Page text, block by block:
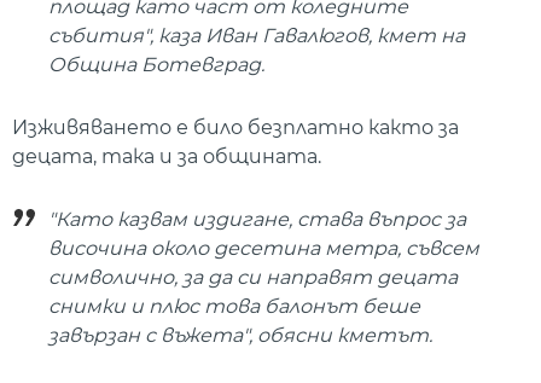
площад като част от коледните
събития", каза Иван Гавалюгов, кмет на
Община Ботевград.
Изживяването е било безплатно както за
децата, така и за общината.
"Като казвам издигане, става въпрос за
височина около десетина метра, съвсем
символично, за да си направят децата
снимки и плюс това балонът беше
завързан с въжета", обясни кметът.